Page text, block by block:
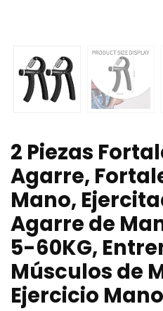
2 Piezas
Agarre,
Mano,
Agarre de
5-60KG,
Músculos de
Ejercicio